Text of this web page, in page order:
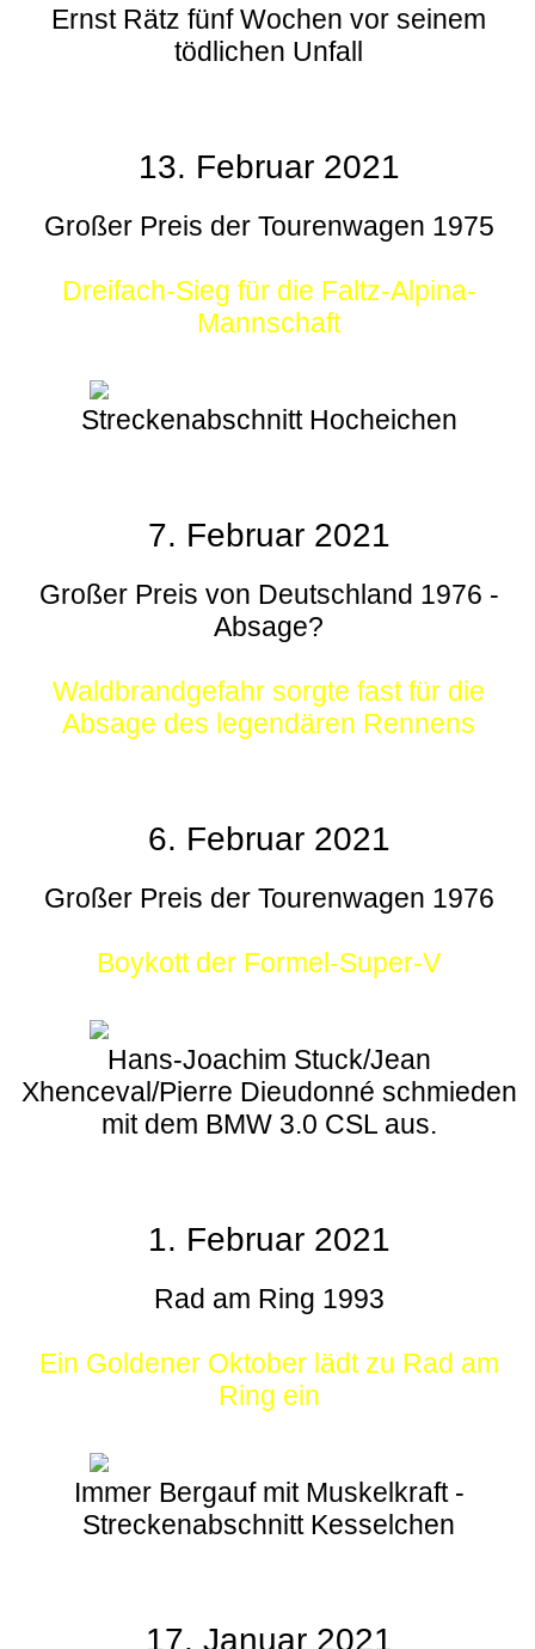
Ernst Rätz fünf Wochen vor seinem
tödlichen Unfall
13. Februar 2021
Großer Preis der Tourenwagen 1975
Dreifach-Sieg für die Faltz-Alpina-
Mannschaft
Streckenabschnitt Hocheichen
7. Februar 2021
Großer Preis von Deutschland 1976 -
Absage?
Waldbrandgefahr sorgte fast für die
Absage des legendären Rennens
6. Februar 2021
Großer Preis der Tourenwagen 1976
Boykott der Formel-Super-V
Hans-Joachim Stuck/Jean
Xhenceval/Pierre Dieudonné schmieden
mit dem BMW 3.0 CSL aus.
1. Februar 2021
Rad am Ring 1993
Ein Goldener Oktober lädt zu Rad am
Ring ein
Immer Bergauf mit Muskelkraft -
Streckenabschnitt Kesselchen
17. Januar 2021